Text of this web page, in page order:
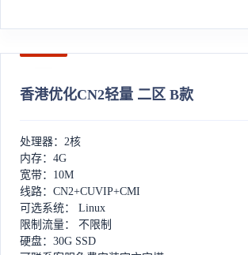
香港优化CN2轻量 二区 B款
处理器：2核
内存：4G
宽带：10M
线路：CN2+CUVIP+CMI
可选系统： Linux
限制流量： 不限制
硬盘：30G SSD